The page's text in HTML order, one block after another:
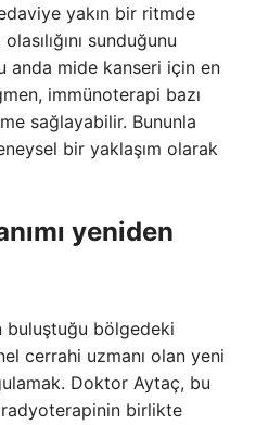
yakın bir ritmde
sunduğunu
anda mide kanseri için en
immünoterapi bazı
sağlayabilir. Bununla
bir yaklaşım olarak
yeniden
buluştuğu bölgedeki
cerrahi uzmanı olan yeni
Doktor Aytaç, bu
birlikte